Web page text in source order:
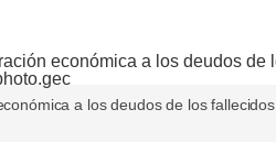
a los deudos de los fallecidos